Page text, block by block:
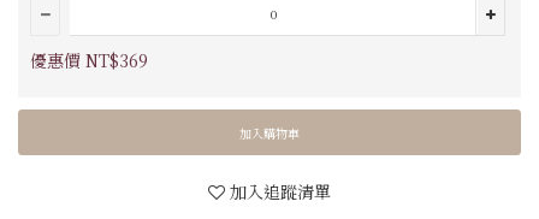
優惠價 NT$369
加入購物車
加入追蹤清單